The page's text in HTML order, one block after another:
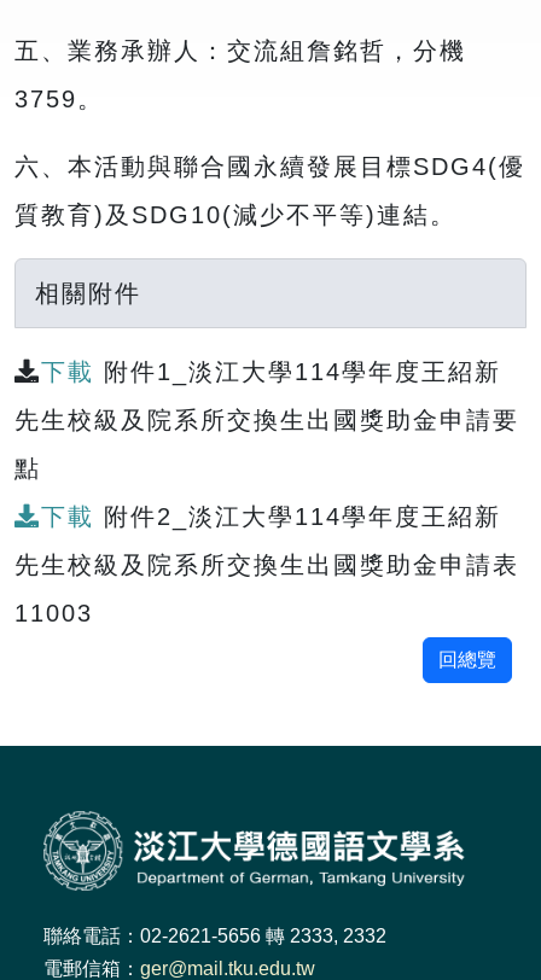
五、業務承辦人：交流組詹銘哲，分機
3759。
六、本活動與聯合國永續發展目標SDG4(優
質教育)及SDG10(減少不平等)連結。
相關附件
下載 附件1_淡江大學114學年度王紹新
先生校級及院系所交換生出國獎助金申請要
點
下載 附件2_淡江大學114學年度王紹新
先生校級及院系所交換生出國獎助金申請表
11003
回總覽
聯絡電話：02-2621-5656 轉 2333, 2332
電郵信箱： ger@mail.tku.edu.tw